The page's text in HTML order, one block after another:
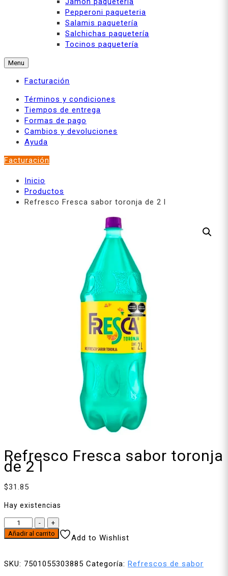
Pepperoni paqueteria
Salamis paquetería
Salchichas paquetería
Tocinos paquetería
Menu
Facturación
Términos y condiciones
Tiempos de entrega
Formas de pago
Cambios y devoluciones
Ayuda
Facturación
Inicio
Productos
Refresco Fresca sabor toronja de 2 l
Refresco Fresca sabor toronja
de 2 l
$31.85
Hay existencias
-
Refresco
Fresca
de
+
Añadir al carrito
Add to Wishlist
SKU: 7501055303885 Categoría: Refrescos de sabor